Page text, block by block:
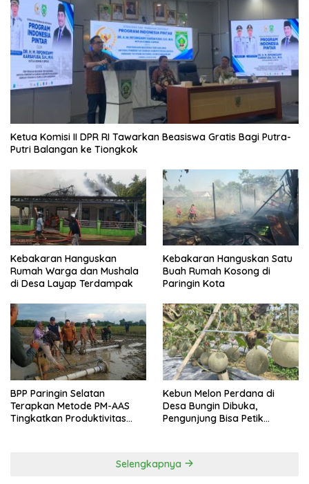
Ketua Komisi II DPR RI Tawarkan Beasiswa Gratis Bagi Putra-
Putri Balangan ke Tiongkok
Kebakaran Hanguskan
Rumah Warga dan Mushala
di Desa Layap Terdampak
Kebakaran Hanguskan Satu
Buah Rumah Kosong di
Paringin Kota
BPP Paringin Selatan
Terapkan Metode PM-AAS
Tingkatkan Produktivitas
Kebun Melon Perdana di
Desa Bungin Dibuka,
Pengunjung Bisa Petik
Selengkapnya